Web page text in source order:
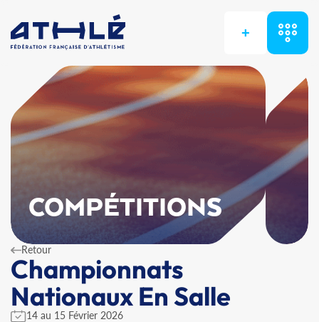
+
COMPÉTITIONS
Retour
Championnats
Nationaux En Salle
14 au 15 Février 2026